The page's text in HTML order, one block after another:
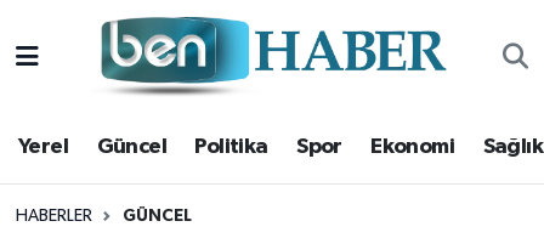
Yerel Güncel Politika Spor Ekonomi Sağlık
HABERLER GÜNCEL
Yerel
Güncel
Politika
Hava Durumu
Trafik Durumu
Süper Lig Puan Durumu ve Fikstür